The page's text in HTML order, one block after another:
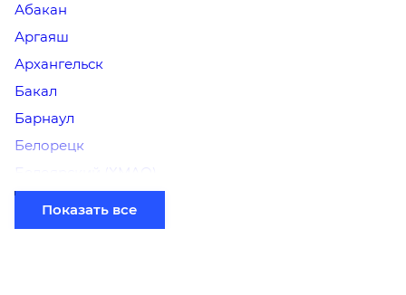
Абакан
Аргаяш
Архангельск
Бакал
Барнаул
Белорецк
Белоярский (ХМАО)
Березники
Бийск
Показать все